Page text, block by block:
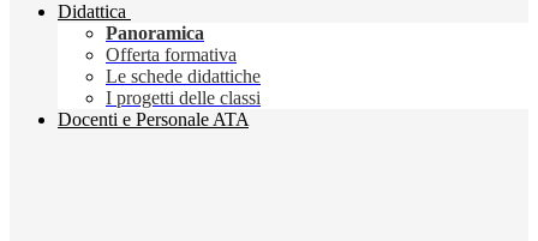
Didattica
Panoramica
Offerta formativa
Le schede didattiche
I progetti delle classi
Docenti e Personale ATA